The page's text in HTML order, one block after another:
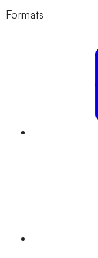
Formats